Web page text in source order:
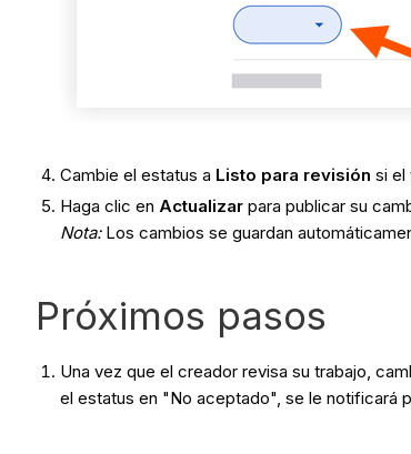
Cambie el estatus a Listo para revisión si el
Haga clic en Actualizar para publicar su
Nota:Los cambios se guardan
Próximos pasos
Una vez que el creador revisa su trabajo,
el estatus en "No aceptado", se le notificará